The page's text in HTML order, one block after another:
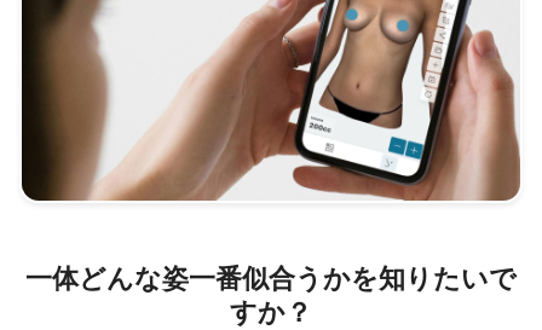
一体どんな姿一番似合うかを知りたいで
すか？